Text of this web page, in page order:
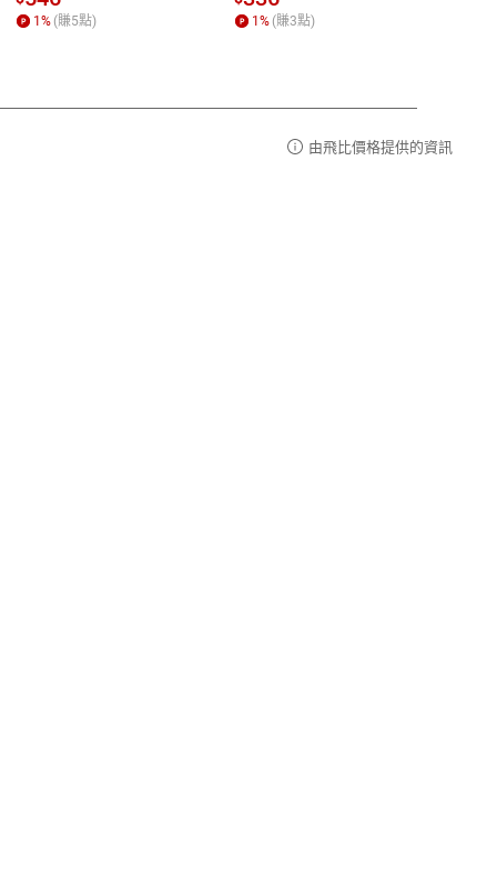
1% (賺5點) 1% (賺3點)
由飛比價格提供的資訊